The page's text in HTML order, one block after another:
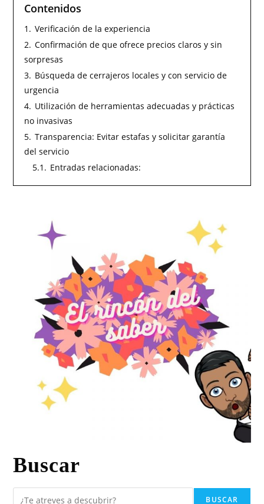
Contenidos
1. Verificación de la experiencia
2. Confirmación de que ofrece precios claros y sin
sorpresas
3. Búsqueda de cerrajeros locales y con servicio de
urgencia
4. Utilización de herramientas adecuadas y prácticas
no invasivas
5. Transparencia: Evitar estafas y solicitar garantía
del servicio
5.1. Entradas relacionadas:
Buscar
BUSCAR